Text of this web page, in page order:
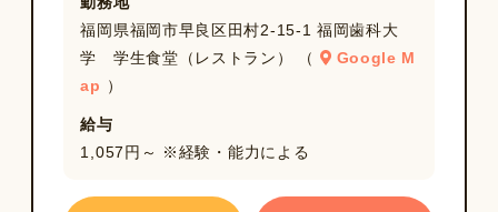
福岡県福岡市早良区田村2-15-1 福岡歯科大
学 学生食堂（レストラン） （
Google M
ap ）
給与
1,057円～ ※経験・能力による